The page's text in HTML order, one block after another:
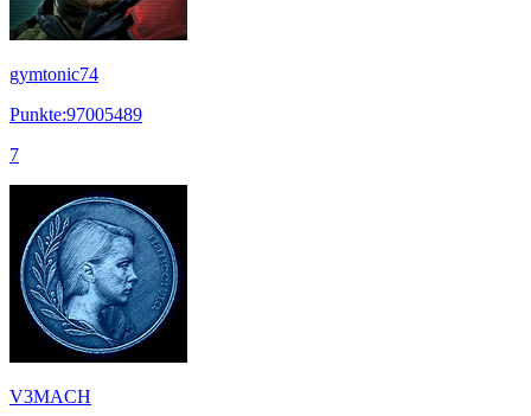
gymtonic74
Punkte:97005489
7
V3MACH